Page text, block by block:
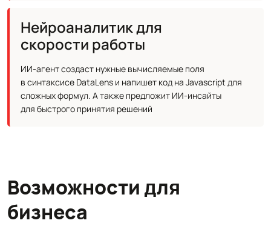
Нейроаналитик для
скорости работы
ИИ-агент создаст нужные вычисляемые поля
в синтаксисе DataLens и напишет код на Javascript для
сложных формул. А также предложит ИИ‑инсайты
для быстрого принятия решений
Возможности для
бизнеса